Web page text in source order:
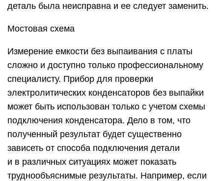
деталь была неисправна и ее следует заменить.
Мостовая схема
Измерение емкости без выпаивания с платы
сложно и доступно только профессиональному
специалисту. Прибор для проверки
электролитических конденсаторов без выпайки
может быть использован только с учетом схемы
подключения конденсатора. Дело в том, что
полученный результат будет существенно
зависеть от способа подключения детали
и в различных ситуациях может показать
труднообъяснимые результаты. Например, если